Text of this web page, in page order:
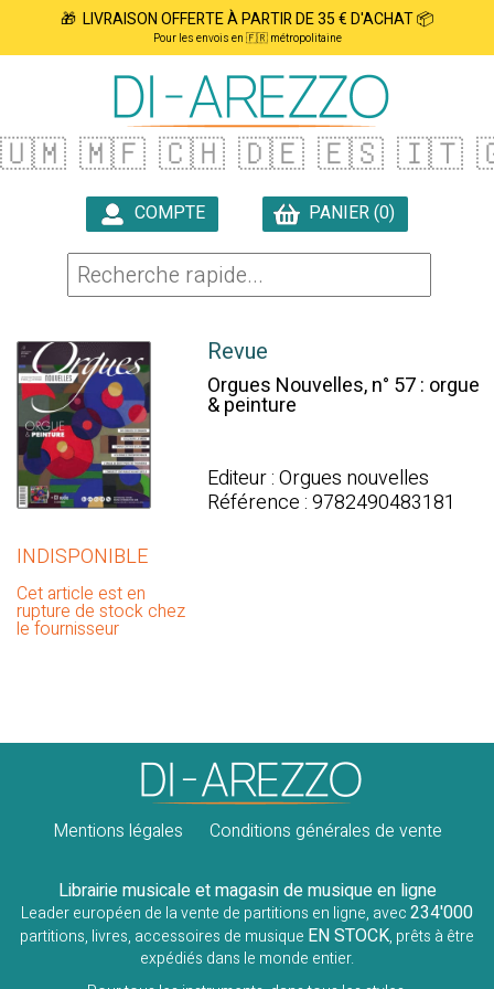
🎁 LIVRAISON OFFERTE À PARTIR DE 35 € D'ACHAT 📦
Pour les envois en 🇫🇷 métropolitaine
🇺🇲 🇲🇫 🇨🇭 🇩🇪 🇪🇸 🇮🇹
COMPTE
PANIER (0)
INDISPONIBLE
Cet article est en
rupture de stock chez
le fournisseur
Revue
Orgues Nouvelles, n° 57 : orgue
& peinture
Editeur : Orgues nouvelles
Référence : 9782490483181
Mentions légales Conditions générales de vente
Librairie musicale et magasin de musique en ligne
Leader européen de la vente de partitions en ligne, avec234'000
partitions, livres, accessoires de musique EN STOCK, prêts à être
expédiés dans le monde entier.